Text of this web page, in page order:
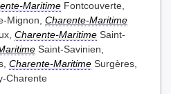
Maritime Fontcouverte,
Mignon, Charente-Maritime
Charente-Maritime Saint-
Saint-Savinien,
Charente-Maritime Surgères,
Charente